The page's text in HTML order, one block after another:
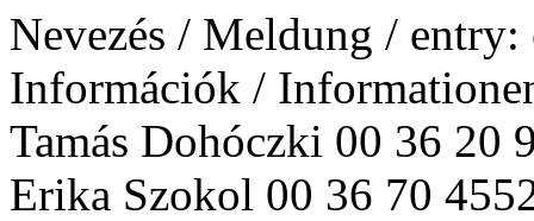
Nevezés / Meldung /
Információk /
Tamás Dohóczki 00 36 20
Erika Szokol 00 36 70